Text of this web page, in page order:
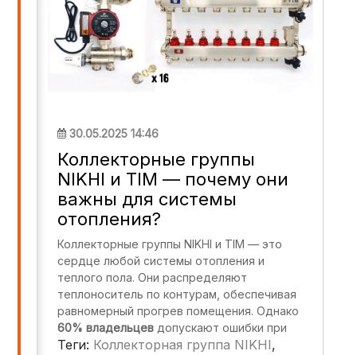
30.05.2025 14:46
Коллекторные группы
NIKHI и TIM — почему они
важны для системы
отопления?
Коллекторные группы NIKHI и TIM — это
сердце любой системы отопления и
теплого пола. Они распределяют
теплоноситель по контурам, обеспечивая
равномерный прогрев помещения. Однако
60% владельцев допускают ошибки при
выборе и монтаже, что приводит к:
Теги: Коллекторная группа NIKHI,